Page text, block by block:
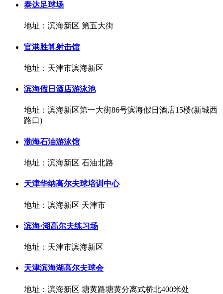
泰达足球场
地址：滨海新区 第五大街
官港胜算射击馆
地址：天津市滨海新区
滨海假日酒店游泳池
地址：滨海新区第一大街86号滨海假日酒店15楼(新城西
路口)
渤海石油游泳馆
地址：滨海新区 石油北路
天津华纳高尔夫球培训中心
地址：滨海新区 天津市
滨海·湖高尔夫练习场
地址：天津市滨海新区
天津滨海湖高尔夫球会
地址：滨海新区 塘黄路塘黄分离式桥北400米处